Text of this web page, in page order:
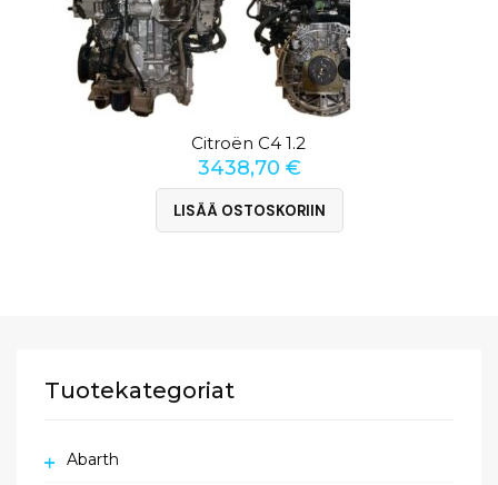
Citroën C4 1.2
3438,70 €
LISÄÄ OSTOSKORIIN
Tuotekategoriat
Abarth